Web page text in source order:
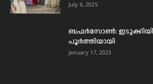
July 6, 2025
ബഫര്‍സോണ്‍:
പൂര്‍ത്തിയായി
January 17, 2023